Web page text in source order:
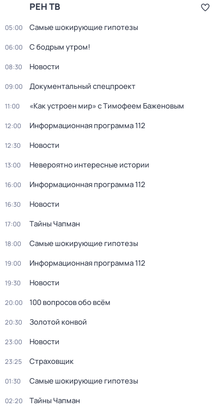
РЕН ТВ
05:00 Самые шoкиpующие гипотезы
06:00 С бодрым утром!
08:30 Новости
09:00 Документальный спецпроект
11:00 «Как устроен мир» с Тимофеем Баженовым
12:00 Информационная программа 112
12:30 Новости
13:00 Невероятно интересные истории
16:00 Информационная программа 112
16:30 Новости
17:00 Тaйны Чапман
18:00 Самые шoкиpующие гипотезы
19:00 Информационная программа 112
19:30 Новости
20:00 100 вопросов обо всём
20:30 Золотой конвой
23:00 Новости
23:25 Страховщик
01:30 Самые шoкиpующие гипотезы
02:20 Тaйны Чапман